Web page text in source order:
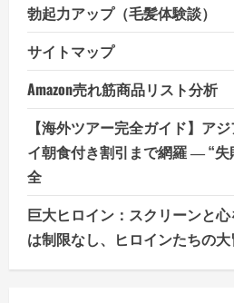
勃起力アップ（毛髪体験談）
サイトマップ
Amazon売れ筋商品リスト分析
【海外ツアー完全ガイド】ア
イ朝食付き割引まで網羅 ― “失
全
巨大ヒロイン：スクリーンと
は制限なし、ヒロインたちの大